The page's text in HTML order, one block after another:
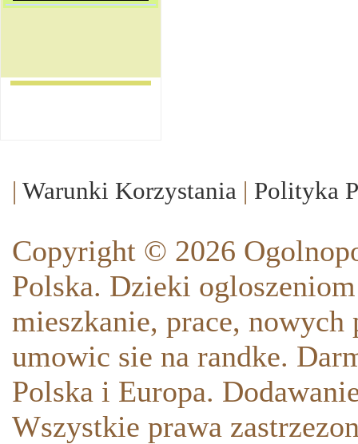
| Warunki Korzystania | Polityka
Copyright © 2026
Polska. Dzieki
mieszkanie, prace,
umowic sie na randke.
Polska i Europa.
Wszystkie prawa